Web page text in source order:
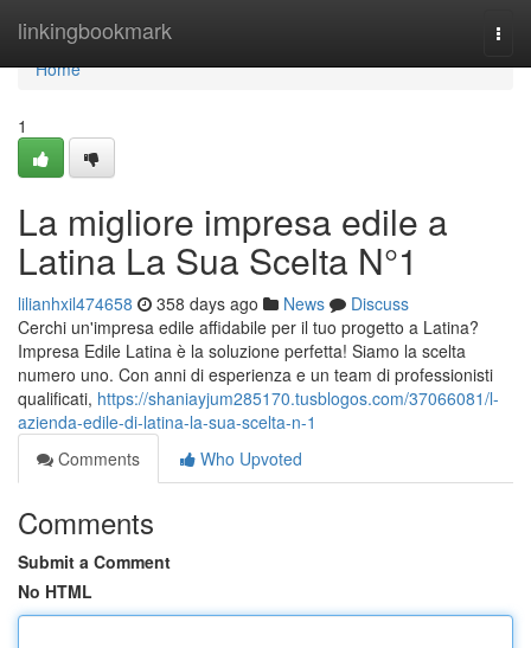
linkingbookmark
Home
Home
1
La migliore impresa edile a
Latina La Sua Scelta N°1
lilianhxil474658 358 days ago News
Discuss
Cerchi un'impresa edile affidabile per il tuo progetto a Latina?
Impresa Edile Latina è la soluzione perfetta! Siamo la scelta
numero uno. Con anni di esperienza e un team di professionisti
qualificati, https://shaniayjum285170.tusblogos.com/37066081/l-
azienda-edile-di-latina-la-sua-scelta-n-1
Comments
Who Upvoted
Comments
Submit a Comment
No HTML